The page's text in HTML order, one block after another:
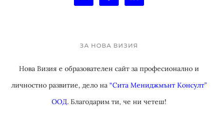
ЗА НОВА ВИЗИЯ
Нова Визия е образователен сайт за професионално и
личностно развитие, дело на “Сита Мениджмънт Консулт”
ООД. Благодарим ти, че ни четеш!